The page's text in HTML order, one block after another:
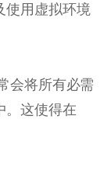
使用虚拟环境
会将所有必需
。这使得在